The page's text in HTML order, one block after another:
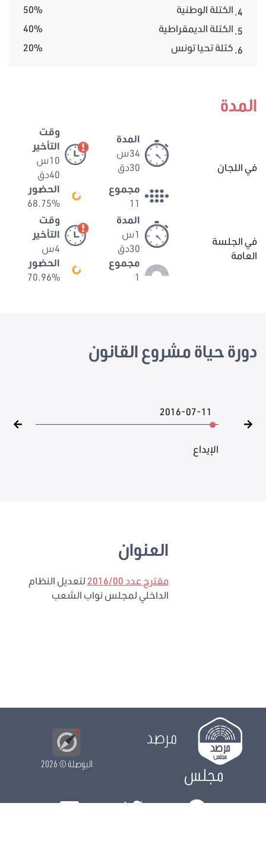
4. الكتلة الوطنية
50%
5. الكتلة الديمقراطية
40%
6. كتلة تحيا تونس 20%
المدة
في اللجان
المدة
34س
30دق
وقت
التأخير
10س
40دق
مجموع
11
الحضور
68.75%
في الجلسة
العامة
المدة
1س
30دق
وقت
التأخير
4س
مجموع
1
الحضور
70.96%
دورة حياة مشروع القانون
2016-07-11
الإيداع
العنوان
مقترح عدد 2016/00
لتعديل النظام
الداخلي لمجلس نواب الشعب
مرصد
مجلس
البوصلة© 2026